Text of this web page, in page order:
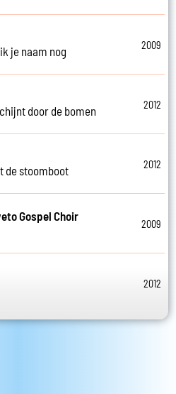
je naam nog
2009
door de bomen
2012
de stoomboot
2012
Gospel Choir
2009
2012